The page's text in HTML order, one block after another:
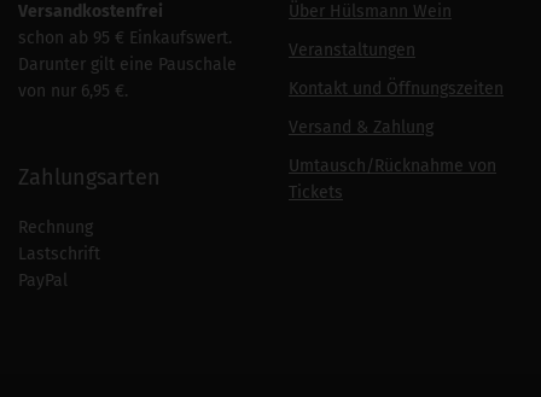
Versandkostenfrei
schon ab 95 € Einkaufswert.
Darunter gilt eine Pauschale
von nur 6,95 €.
Zahlungsarten
Rechnung
Lastschrift
PayPal
Über Hülsmann Wein
Veranstaltungen
Kontakt und Öffnungszeiten
Versand & Zahlung
Umtausch/Rücknahme von
Tickets